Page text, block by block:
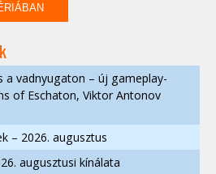
a vadnyugaton – új gameplay-
of Eschaton, Viktor Antonov
– 2026. augusztus
augusztusi kínálata